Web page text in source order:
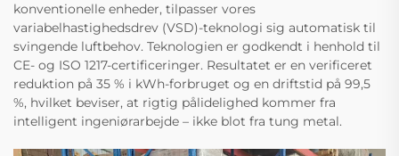
konventionelle enheder, tilpasser vores
variabelhastighedsdrev (VSD)-teknologi sig automatisk til
svingende luftbehov. Teknologien er godkendt i henhold til
CE- og ISO 1217-certificeringer. Resultatet er en verificeret
reduktion på 35 % i kWh-forbruget og en driftstid på 99,5
%, hvilket beviser, at rigtig pålidelighed kommer fra
intelligent ingeniørarbejde – ikke blot fra tung metal.